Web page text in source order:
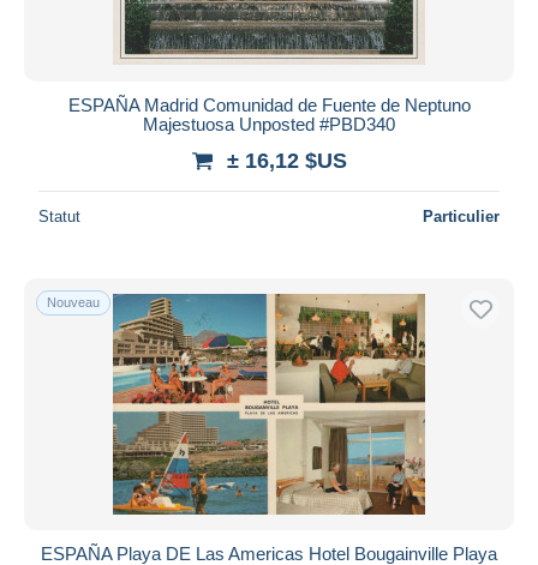
ESPAÑA Madrid Comunidad de Fuente de Neptuno
Majestuosa Unposted #PBD340
± 16,12 $US
Statut Particulier
Nouveau
ESPAÑA Playa DE Las Americas Hotel Bougainville Playa